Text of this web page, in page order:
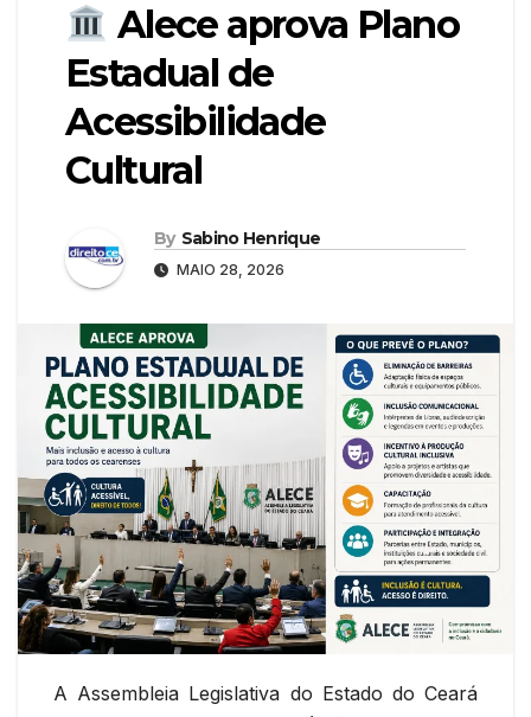
Alece aprova Plano
Estadual de
Acessibilidade
Cultural
By Sabino Henrique
MAIO 28, 2026
A Assembleia Legislativa do Estado do Ceará